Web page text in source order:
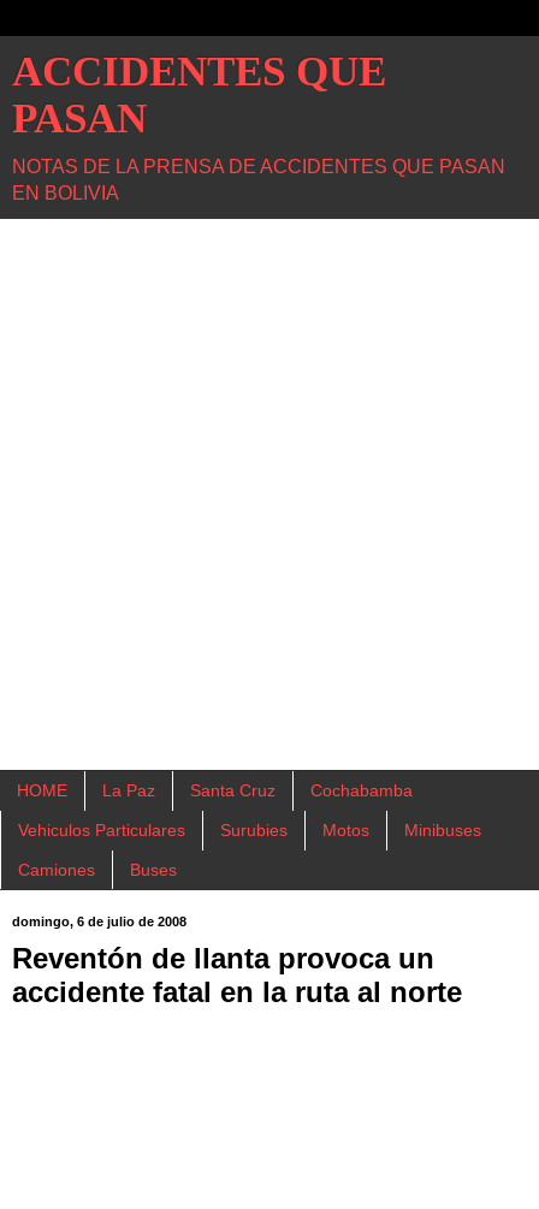
ACCIDENTES QUE
PASAN
NOTAS DE LA PRENSA DE ACCIDENTES QUE PASAN
EN BOLIVIA
HOME La Paz Santa Cruz Cochabamba
Vehiculos Particulares Surubies Motos Minibuses
Camiones Buses
domingo, 6 de julio de 2008
Reventón de llanta provoca un
accidente fatal en la ruta al norte